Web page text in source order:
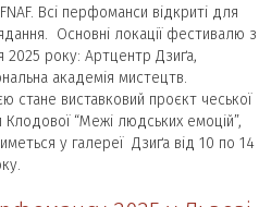
Всі перфоманси відкриті для
Основні локації фестивалю з
2025 року: Артцентр Дзиґа,
академія мистецтв.
стане виставковий проєкт чеської
Клодової “Межі людських емоцій”,
у галереї Дзиґа від 10 по 14